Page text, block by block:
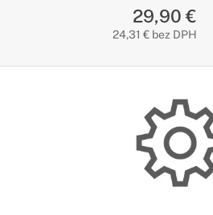
29,90 €
24,31 € bez DPH